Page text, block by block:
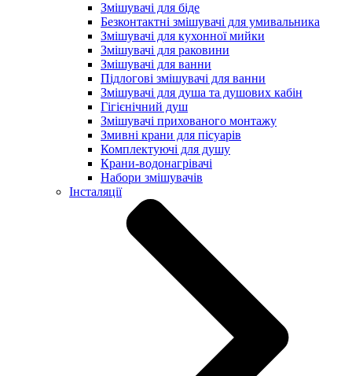
Змішувачі для біде
Безконтактні змішувачі для умивальника
Змішувачі для кухонної мийки
Змішувачі для раковини
Змішувачі для ванни
Підлогові змішувачі для ванни
Змішувачі для душа та душових кабін
Гігієнічний душ
Змішувачі прихованого монтажу
Змивні крани для пісуарів
Комплектуючі для душу
Крани-водонагрівачі
Набори змішувачів
Інсталяції